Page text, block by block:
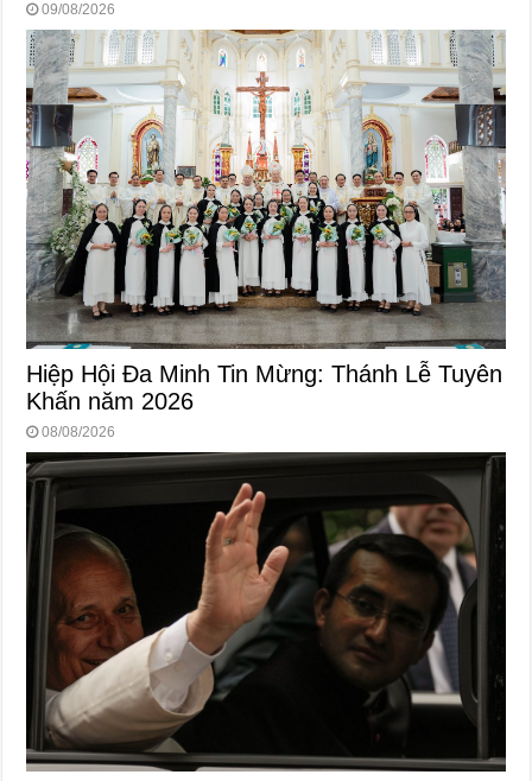
09/08/2026
Hiệp Hội Đa Minh Tin Mừng: Thánh Lễ Tuyên
Khấn năm 2026
08/08/2026